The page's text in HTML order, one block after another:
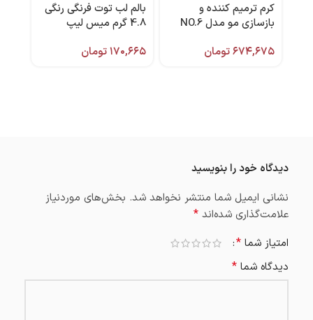
کرم ترمیم کننده و
بازسازی مو مدل NO.6
۶۷۴,۶۷۵تومان
بالم لب توت فرنگی رنگی
4.8 گرم میس لیپ
۱۷۰,۶۶۵تومان
دیدگاه خود را بنویسید
نشانی ایمیل شما منتشر نخواهد شد. بخش‌های موردنیاز
علامت‌گذاری شده‌اند *
امتیاز شما *
دیدگاه شما *